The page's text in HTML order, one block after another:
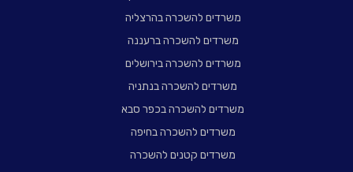
משרדים להשכרה בהרצליה
משרדים להשכרה ברעננה
משרדים להשכרה בירושלים
משרדים להשכרה בנתניה
משרדים להשכרה בכפר סבא
משרדים להשכרה בחיפה
משרדים קטנים להשכרה